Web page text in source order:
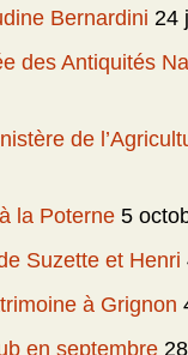
Bernardini 24
des Antiquités
de
la Poterne 5
Suzette et Henri
à Grignon
en septembre